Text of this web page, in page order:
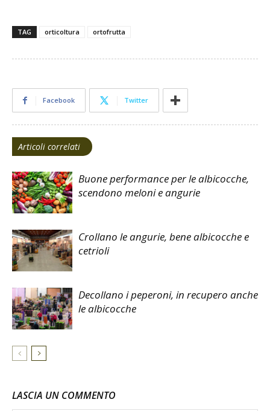
TAG orticoltura ortofrutta
Facebook Twitter
Articoli correlati
Buone performance per le albicocche,
scendono meloni e angurie
Crollano le angurie, bene albicocche e
cetrioli
Decollano i peperoni, in recupero anche
le albicocche
LASCIA UN COMMENTO